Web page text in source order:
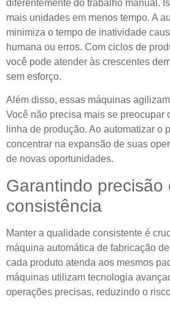
diferentemente do trabalho manual.
mais unidades em menos tempo. A
minimiza o tempo de inatividade
humana ou erros. Com ciclos de
você pode atender às crescentes
sem esforço.
Além disso, essas máquinas
Você não precisa mais se preocupar
linha de produção. Ao automatizar o
concentrar na expansão de suas
de novas oportunidades.
Garantindo precisão
consistência
Manter a qualidade consistente é
máquina automática de fabricação
cada produto atenda aos mesmos
máquinas utilizam tecnologia
operações precisas, reduzindo o